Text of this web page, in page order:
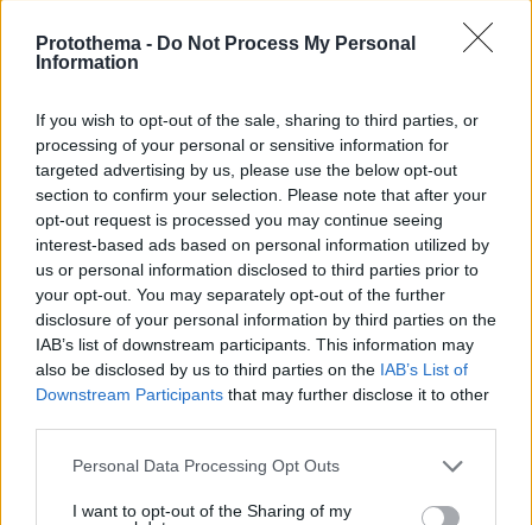
Protothema - Do Not Process My Personal
Information
If you wish to opt-out of the sale, sharing to third parties, or
processing of your personal or sensitive information for
targeted advertising by us, please use the below opt-out
section to confirm your selection. Please note that after your
opt-out request is processed you may continue seeing
interest-based ads based on personal information utilized by
us or personal information disclosed to third parties prior to
your opt-out. You may separately opt-out of the further
disclosure of your personal information by third parties on the
IAB’s list of downstream participants. This information may
also be disclosed by us to third parties on the IAB’s List of
Downstream Participants that may further disclose it to other
Please note that this website/app uses one or more Google
not limited to your visit or usage behaviour. You may click to
Personal Data Processing Opt Outs
I want to opt-out of the Sharing of my
Ζευγάρι Βρετανών με 3 παιδιά πούλησαν τα πάντα
για να αγοράσουν σπίτι στην Αιγιάλεια,
05.08.2026, 19:53